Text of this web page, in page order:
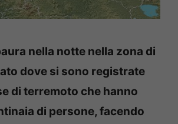
nella notte nella zona di
dove si sono registrate
di terremoto che hanno
di persone, facendo